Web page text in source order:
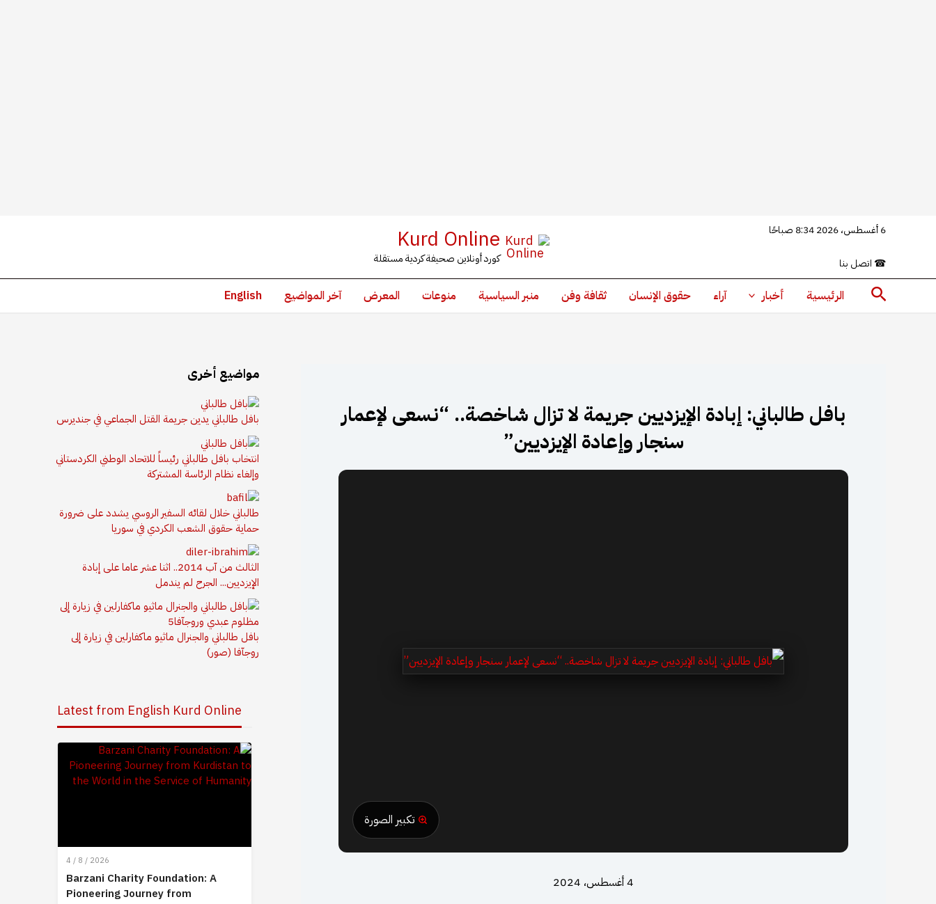
المحتوى
6 أغسطس، 2026 8:34 صباحًا
☎ اتصل بنا
Kurd Online
كورد أونلاين صحيفة كردية مستقلة
البحث الرئيسية أخبار آراء حقوق الإنسان ثقافة وفن منبر السياسية منوعات المعرض آخر المواضيع English
بافل طالباني: إبادة الإيزديين جريمة لا تزال شاخصة.. “نسعى لإعمار
سنجار وإعادة الإيزديين”
تكبير الصورة
4 أغسطس، 2024
مواضيع أخرى
بافل طالباني يدين جريمة القتل الجماعي في جنديرس
انتخاب بافل طالباني رئيساً للاتحاد الوطني الكردستاني
وإلغاء نظام الرئاسة المشتركة
طالباني خلال لقائه السفير الروسي يشدد على ضرورة
حماية حقوق الشعب الكردي في سوريا
الثالث من آب 2014.. اثنا عشر عاما على إبادة
الإيزديين... الجرح لم يندمل
بافل طالباني والجنرال ماثيو ماكفارلين في زيارة إلى
روجآفا (صور)
Latest from English Kurd Online
4 / 8 / 2026
Barzani Charity Foundation: A
Pioneering Journey from